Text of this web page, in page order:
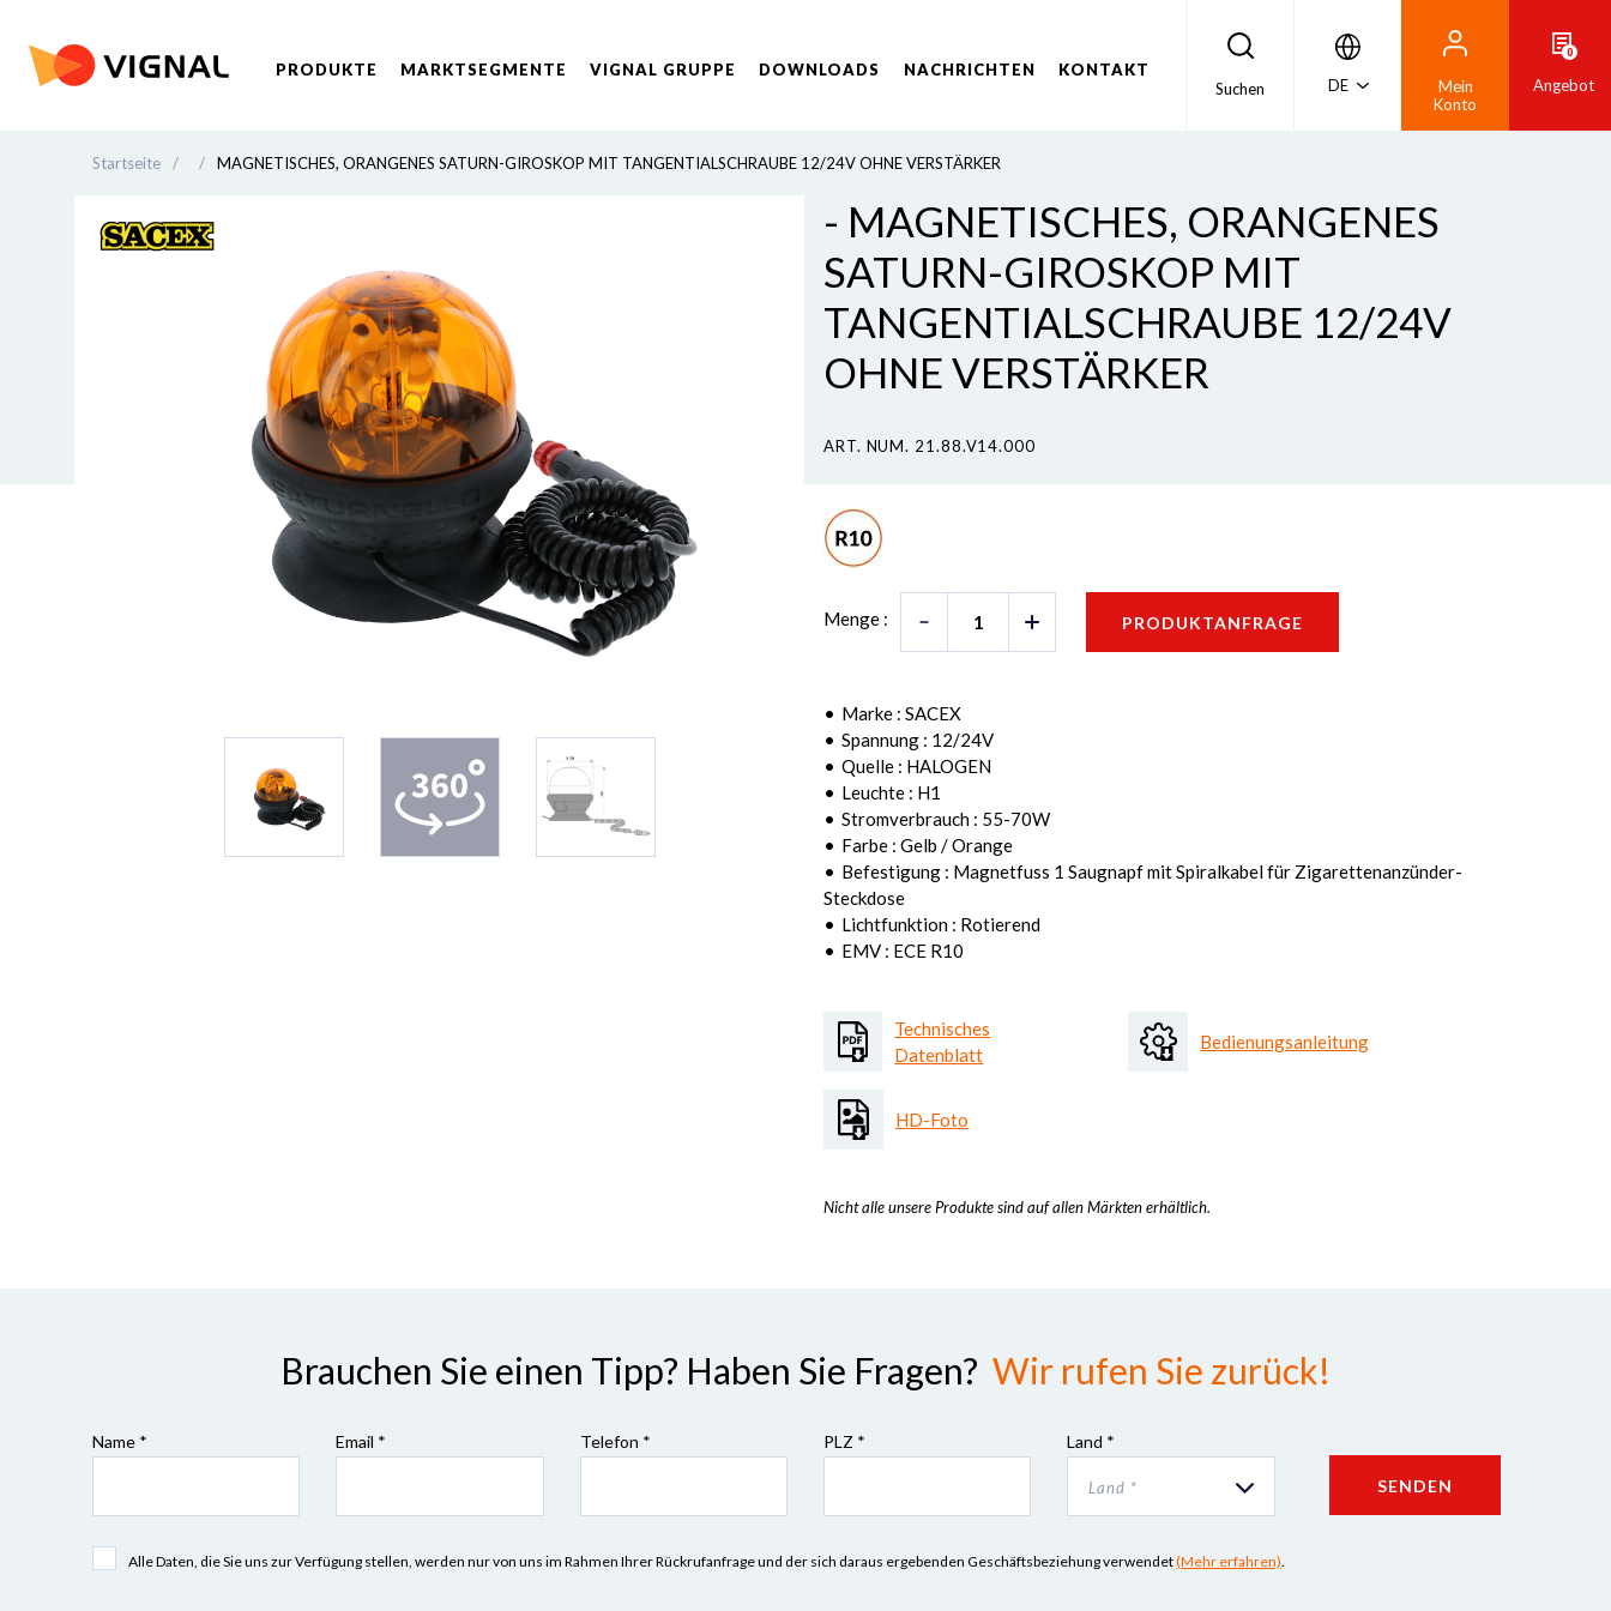
PRODUKTE MARKTSEGMENTE VIGNAL GRUPPE DOWNLOADS NACHRICHTEN
KONTAKT
Suchen
DE
Mein
Konto
0
Angebot
Startseite / / MAGNETISCHES, ORANGENES SATURN-GIROSKOP MIT TANGENTIALSCHRAUBE 12/24V OHNE VERSTÄRKER
- MAGNETISCHES, ORANGENES
SATURN-GIROSKOP MIT
TANGENTIALSCHRAUBE 12/24V
OHNE VERSTÄRKER
ART. NUM. 21.88.V14.000
Menge : PRODUKTANFRAGE
Marke : SACEX
Spannung : 12/24V
Quelle : HALOGEN
Leuchte : H1
Stromverbrauch : 55-70W
Farbe : Gelb / Orange
Befestigung : Magnetfuss 1 Saugnapf mit Spiralkabel für Zigarettenanzünder-
Steckdose
Lichtfunktion : Rotierend
EMV : ECE R10
Technisches
Datenblatt
HD-Foto
Bedienungsanleitung
Nicht alle unsere Produkte sind auf allen Märkten erhältlich.
Brauchen Sie einen Tipp? Haben Sie Fragen? Wir rufen Sie zurück!
Name * Email * Telefon * PLZ * Land *
Land * SENDEN
Alle Daten, die Sie uns zur Verfügung stellen, werden nur von uns im Rahmen Ihrer Rückrufanfrage und der sich daraus ergebenden Geschäftsbeziehung verwendet(Mehr erfahren).